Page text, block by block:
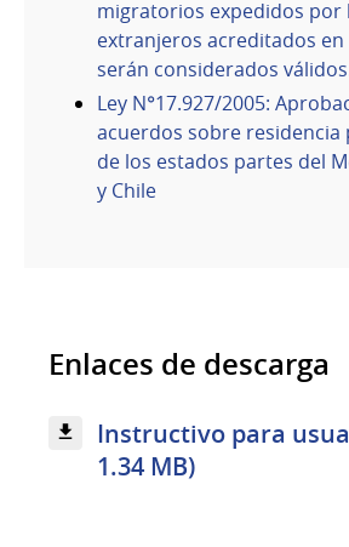
migratorios expedidos por
extranjeros acreditados en
serán considerados
Ley N°17.927/2005:
acuerdos sobre residencia
de los estados partes del
y Chile
Enlaces de descarga
Instructivo para
1.34 MB)